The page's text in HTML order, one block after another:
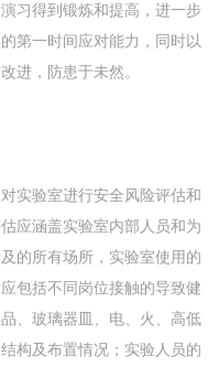
习得到锻炼和提高，进一步
第一时间应对能力，同时以
进，防患于未然。
实验室进行安全风险评估和
应涵盖实验室内部人员和为
的所有场所，实验室使用的
包括不同岗位接触的导致健
、玻璃器皿、电、火、高低
构及布置情况；实验人员的